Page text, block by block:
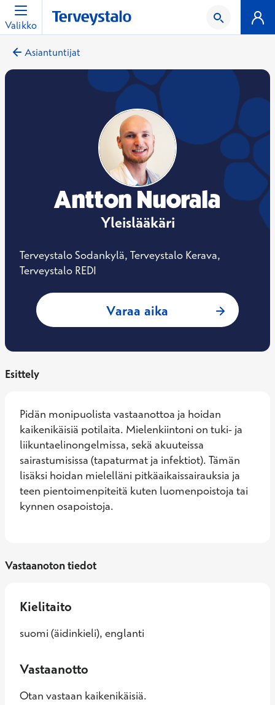
Valikko
Asiantuntijat
Antton Nuorala
Yleislääkäri
Terveystalo Sodankylä, Terveystalo Kerava,
Terveystalo REDI
Varaa aika : Antton
Esittely
Pidän monipuolista vastaanottoa ja hoidan
kaikenikäisiä potilaita. Mielenkiintoni on tuki- ja
liikuntaelinongelmissa, sekä akuuteissa
sairastumisissa (tapaturmat ja infektiot). Tämän
lisäksi hoidan mielelläni pitkäaikaissairauksia ja
teen pientoimenpiteitä kuten luomenpoistoja tai
kynnen osapoistoja.
Vastaanoton tiedot
Kielitaito
suomi (äidinkieli), englanti
Vastaanotto
Otan vastaan kaikenikäisiä.